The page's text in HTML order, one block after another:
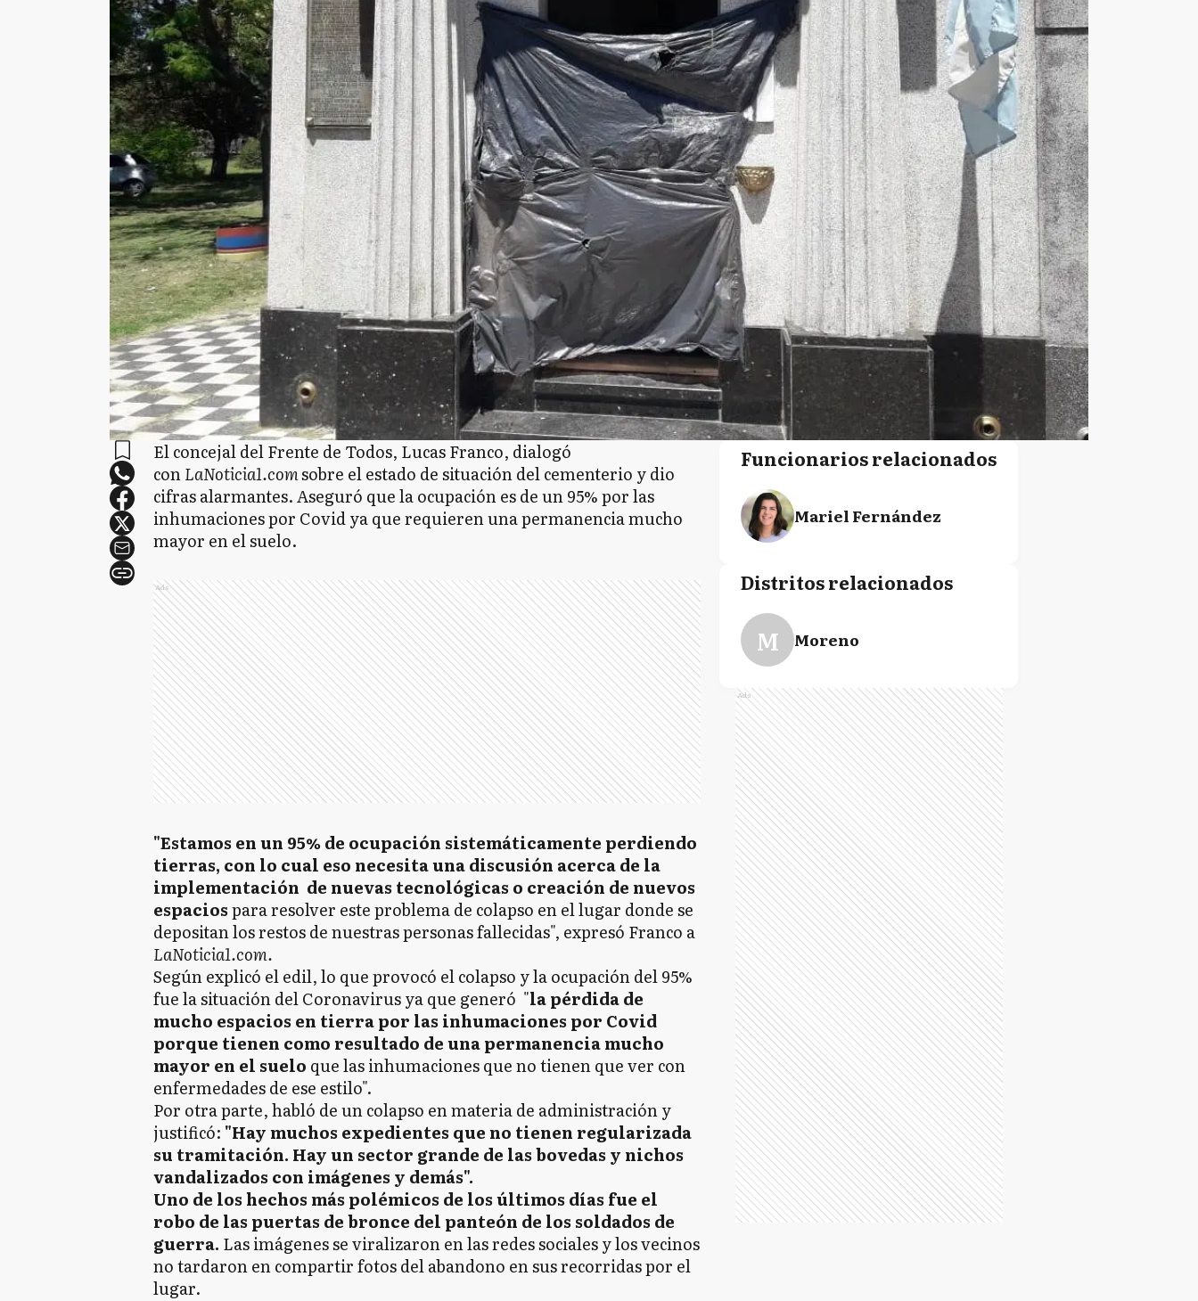
El concejal del Frente de Todos, Lucas Franco, dialogó
conLaNoticia1.comsobre el estado de situación del cementerio y dio
cifras alarmantes. Aseguró que la ocupación es de un 95% por las
inhumaciones por Covid ya que requieren una permanencia mucho
mayor en el suelo.
Ads
"Estamos en un 95% de ocupación sistemáticamente perdiendo
tierras, con lo cual eso necesita una discusión acerca de la
implementación de nuevas tecnológicas o creación de nuevos
espaciospara resolver este problema de colapso en el lugar donde se
depositan los restos de nuestras personas fallecidas", expresó Franco a
LaNoticia1.com.
Según explicó el edil, lo que provocó el colapso y la ocupación del 95%
fue la situación del Coronavirus ya que generó "la pérdida de
mucho espacios en tierra por las inhumaciones por Covid
porque tienen como resultado de una permanencia mucho
mayor en el suelo que las inhumaciones que no tienen que ver con
enfermedades de ese estilo".
Por otra parte, habló de un colapso en materia de administración y
justificó: "Hay muchos expedientes que no tienen regularizada
su tramitación. Hay un sector grande de las bovedas y nichos
vandalizados con imágenes y demás".
Uno de los hechos más polémicos de los últimos días fue el
robo de las puertas de bronce del panteón de los soldados de
guerra. Las imágenes se viralizaron en las redes sociales y los vecinos
no tardaron en compartir fotos del abandono en sus recorridas por el
lugar.
Funcionarios relacionados
Mariel Fernández
Distritos relacionados
M Moreno
Ads